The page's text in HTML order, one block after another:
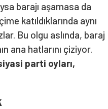
barajı aşamasa da
katıldıklarında aynı
Bu olgu aslında, baraj
ana hatlarını çiziyor.
parti oyları,